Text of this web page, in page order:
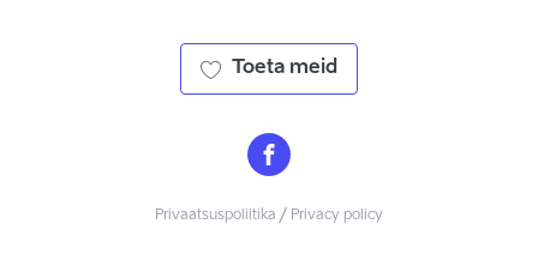
Toeta meid
Privaatsuspoliitika / Privacy policy